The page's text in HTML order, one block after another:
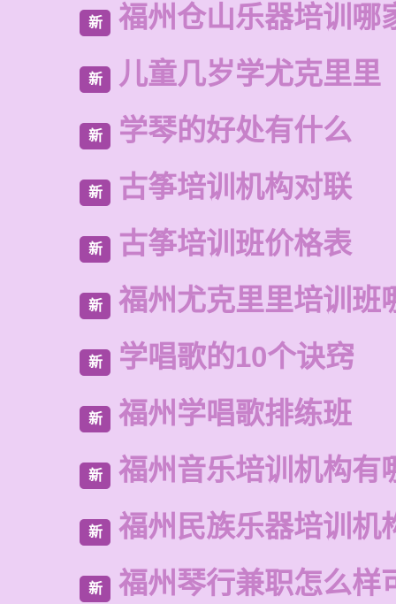
新 福州仓山乐器培训哪
新 儿童几岁学尤克里里
新 学琴的好处有什么
新 古筝培训机构对联
新 古筝培训班价格表
新 福州尤克里里培训班
新 学唱歌的10个诀窍
新 福州学唱歌排练班
新 福州音乐培训机构有
新 福州民族乐器培训机
新 福州琴行兼职怎么样